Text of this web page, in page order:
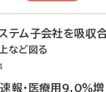
テム子会社を吸収
など図る
報・医療用9.0％増